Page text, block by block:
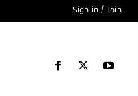
Sign in / Join